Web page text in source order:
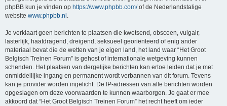
phpBB kun je vinden op https://www.phpbb.com/of de Nederlandstalige
website www.phpbb.nl .
Je verklaart geen berichten te plaatsen die kwetsend, obsceen, vulgair,
lasterlijk, haatdragend, dreigend, seksueel georiënteerd of enig ander
materiaal bevat die de wetten van je eigen land, het land waar “Het Groot
Belgisch Treinen Forum” is gehost of internationale wetgeving kunnen
schenden. Het plaatsen van dergelijke berichten kan ertoe leiden dat je met
onmiddellijke ingang en permanent wordt verbannen van dit forum. Tevens
kan je provider worden ingelicht. De IP-adressen van alle berichten worden
opgeslagen om deze voorwaarden te kunnen waarborgen. Je gaat er mee
akkoord dat “Het Groot Belgisch Treinen Forum” het recht heeft om ieder